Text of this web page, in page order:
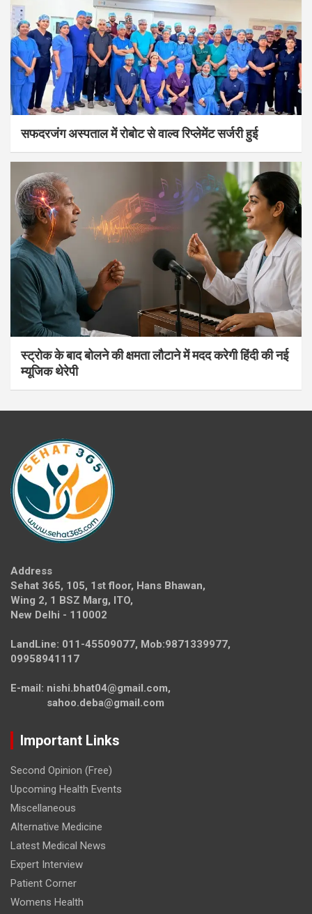
सफदरजंग अस्पताल में रोबोट से वाल्व रिप्लेमेंट सर्जरी हुई
स्ट्रोक के बाद बोलने की क्षमता लौटाने में मदद करेगी हिंदी की नई
म्यूजिक थेरेपी
Address
Sehat 365, 105, 1st floor, Hans Bhawan,
Wing 2, 1 BSZ Marg, ITO,
New Delhi - 110002
LandLine: 011-45509077, Mob:9871339977,
09958941117
E-mail: nishi.bhat04@gmail.com,
sahoo.deba@gmail.com
Important Links
Second Opinion (Free)
Upcoming Health Events
Miscellaneous
Alternative Medicine
Latest Medical News
Expert Interview
Patient Corner
Womens Health